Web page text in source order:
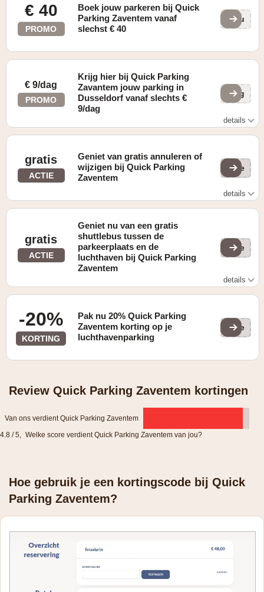
€ 40
PROMO
Boek jouw parkeren bij Quick
Parking Zaventem vanaf
slechst € 40
9Wu
€ 9/dag
PROMO
Krijg hier bij Quick Parking
Zavantem jouw parking in
Dusseldorf vanaf slechts €
9/dag
y6g
details
gratis
ACTIE
Geniet van gratis annuleren of
wijzigen bij Quick Parking
Zaventem
(ge
details
gratis
ACTIE
Geniet nu van een gratis
shuttlebus tussen de
parkeerplaats en de
luchthaven bij Quick Parking
Zaventem
(ge
details
-20%
KORTING
Pak nu 20% Quick Parking
Zaventem korting op je
luchthavenparking
(ge
Review Quick Parking Zaventem kortingen
Van ons verdient Quick Parking Zaventem
4.8 / 5, Welke score verdient Quick Parking Zaventem van jou?
Hoe gebruik je een kortingscode bij Quick
Parking Zaventem?